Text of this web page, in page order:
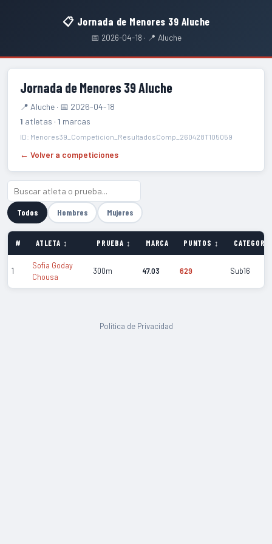
📋 Jornada de Menores 39 Aluche
📅 2026-04-18 · 📍 Aluche
Jornada de Menores 39 Aluche
📍 Aluche · 📅 2026-04-18
1 atletas · 1 marcas
ID: Menores39_Competicion_ResultadosComp_260428T105059
← Volver a competiciones
Todos Hombres Mujeres
# ATLETA ↕ PRUEBA ↕ MARCA PUNTOS ↕
1
Sofia Goday
Chousa
300m 47.03 629 Sub16
Política de Privacidad